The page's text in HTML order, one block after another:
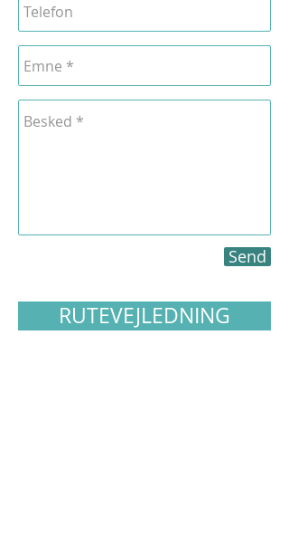
Send
RUTEVEJLEDNING